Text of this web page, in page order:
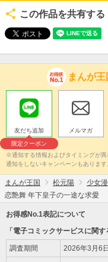
この作品を共有する
まんが
友だち追加
限定クーポン
メルマガ
※通知する情報およびタイミングが
通知をしないキャンペーンもあります
まんが王国 松元陽 少女
恋艶舞 年下皇子の一途な求愛
お得感No.1表記について
「電子コミックサービスに関す
調査期間 2026年3月6